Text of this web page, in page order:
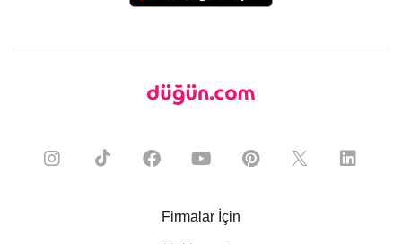
Firmalar İçin